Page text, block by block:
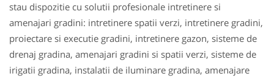
stau dispozitie cu solutii profesionale intretinere si
amenajari gradini: intretinere spatii verzi, intretinere gradini,
proiectare si executie gradini, intretinere gazon, sisteme de
drenaj gradina, amenajari gradini si spatii verzi, sisteme de
irigatii gradina, instalatii de iluminare gradina, amenajare